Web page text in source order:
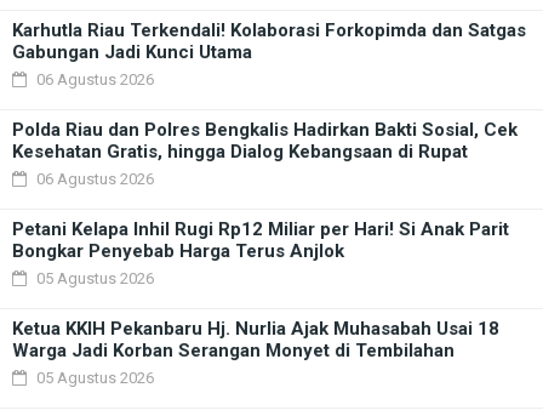
Karhutla Riau Terkendali! Kolaborasi Forkopimda dan Satgas
Gabungan Jadi Kunci Utama
06 Agustus 2026
Polda Riau dan Polres Bengkalis Hadirkan Bakti Sosial, Cek
Kesehatan Gratis, hingga Dialog Kebangsaan di Rupat
06 Agustus 2026
Petani Kelapa Inhil Rugi Rp12 Miliar per Hari! Si Anak Parit
Bongkar Penyebab Harga Terus Anjlok
05 Agustus 2026
Ketua KKIH Pekanbaru Hj. Nurlia Ajak Muhasabah Usai 18
Warga Jadi Korban Serangan Monyet di Tembilahan
05 Agustus 2026